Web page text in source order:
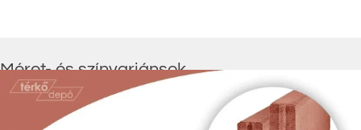
Méret- és színvariánsok